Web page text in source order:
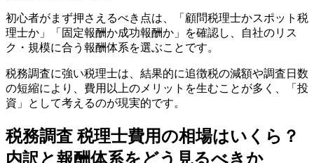
初心者がまず押さえるべき点は、「顧問税理士かスポット税
理士か」「固定報酬か成功報酬か」を確認し、自社のリス
ク・規模に合う報酬体系を選ぶことです。
税務調査に強い税理士は、結果的に追徴税の減額や調査日数
の短縮により、費用以上のメリットを生むことが多く、「投
資」として考えるのが現実的です。
税務調査 税理士費用の相場はいくら？
内訳と報酬体系をどう見るべきか